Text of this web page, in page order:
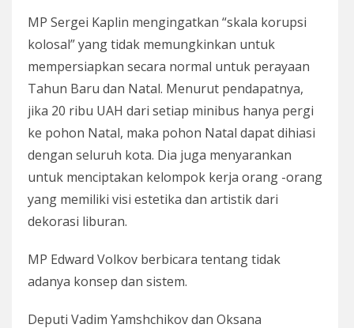
MP Sergei Kaplin mengingatkan “skala korupsi
kolosal” yang tidak memungkinkan untuk
mempersiapkan secara normal untuk perayaan
Tahun Baru dan Natal. Menurut pendapatnya,
jika 20 ribu UAH dari setiap minibus hanya pergi
ke pohon Natal, maka pohon Natal dapat dihiasi
dengan seluruh kota. Dia juga menyarankan
untuk menciptakan kelompok kerja orang -orang
yang memiliki visi estetika dan artistik dari
dekorasi liburan.
MP Edward Volkov berbicara tentang tidak
adanya konsep dan sistem.
Deputi Vadim Yamshchikov dan Oksana